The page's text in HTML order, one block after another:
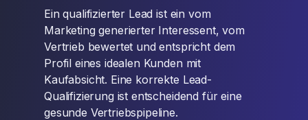
Ein qualifizierter Lead ist ein vom
Marketing generierter Interessent, vom
Vertrieb bewertet und entspricht dem
Profil eines idealen Kunden mit
Kaufabsicht. Eine korrekte Lead-
Qualifizierung ist entscheidend für eine
gesunde Vertriebspipeline.